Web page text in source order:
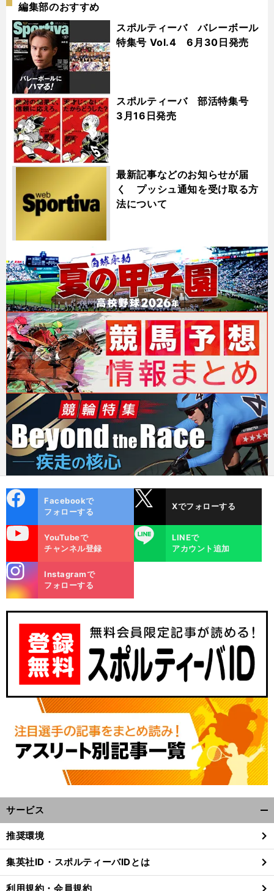
編集部のおすすめ
スポルティーバ バレーボール
特集号 Vol.4 6月30日発売
スポルティーバ 部活特集号
3月16日発売
最新記事などのお知らせが届
く プッシュ通知を受け取る方
法について
ok
Facebookで
フォローする
Xでフォローする
YouTubeで
チャンネル登録
LINE
LINEで
アカウント追加
m
Instagramで
フォローする
サービス
閉
る
推奨環境
集英社ID・スポルティーバIDとは
利用規約・会員規約